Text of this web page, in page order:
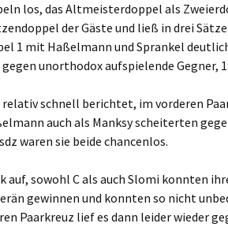
los, das Altmeisterdoppel als
der Gäste und ließ in drei
1 mit Haßelmann und Sprankel
unorthodox aufspielende Gegner,
relativ schnell berichtet, im vorderen
auch als Manksy scheiterten
waren sie beide chancenlos.
sowohl C als auch Slomi konnten
gewinnen und konnten so nicht
Paarkreuz lief es dann leider wieder